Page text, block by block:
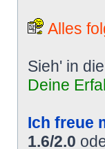
Alles
Sieh' in die
Deine
Ich freue
1.6/2.0